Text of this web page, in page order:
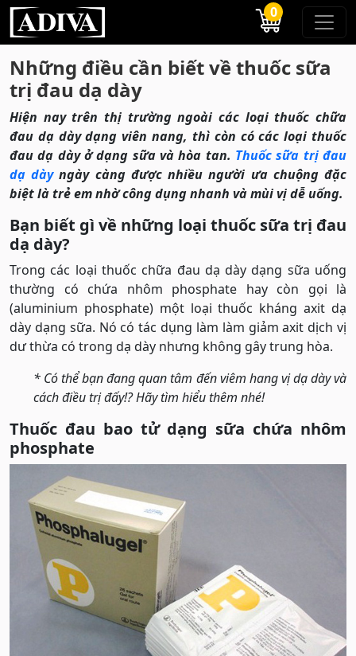
0
Những điều cần biết về thuốc sữa
trị đau dạ dày
Hiện nay trên thị trường ngoài các loại thuốc chữa
đau dạ dày dạng viên nang, thì còn có các loại thuốc
đau dạ dày ở dạng sữa và hòa tan. Thuốc sữa trị đau
dạ dàyngày càng được nhiều người ưa chuộng đặc
biệt là trẻ em nhờ công dụng nhanh và mùi vị dễ uống.
Bạn biết gì về những loại thuốc sữa trị đau
dạ dày?
Trong các loại thuốc chữa đau dạ dày dạng sữa uống
thường có chứa nhôm phosphate hay còn gọi là
(aluminium phosphate) một loại thuốc kháng axit dạ
dày dạng sữa. Nó có tác dụng làm làm giảm axit dịch vị
dư thừa có trong dạ dày nhưng không gây trung hòa.
* Có thể bạn đang quan tâm đến viêm hang vị dạ dày và
cách điều trị đấy!? Hãy tìm hiểu thêm nhé!
Thuốc đau bao tử dạng sữa chứa nhôm
phosphate